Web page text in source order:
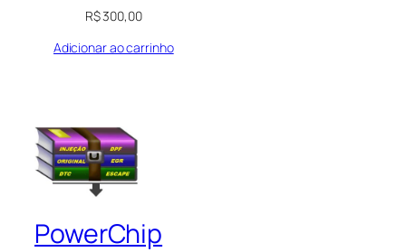
R$300,00
Adicionar ao carrinho
PowerChip